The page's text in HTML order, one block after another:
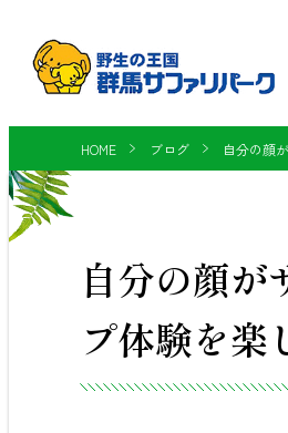
HOME ブログ 自分の顔
自分の顔が
プ体験を楽